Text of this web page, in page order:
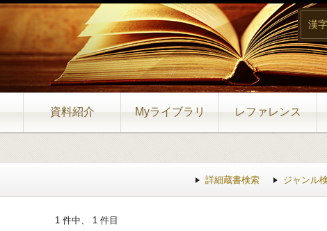
資料紹介 Myライブラリ レファレンス
漢字
詳細蔵書検索 ジャンル
1 件中、 1 件目